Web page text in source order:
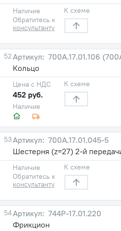
Наличие
Обратитесь к
консультанту
К схеме
52
700А.17.01.106
Кольцо
Наличие
Цена с НДС
452 руб.
К схеме
53
700А.17.01.045-5
Шестерня (z=27) 2-й
Наличие
Обратитесь к
консультанту
К схеме
54
744Р-17.01.220
Фрикцион